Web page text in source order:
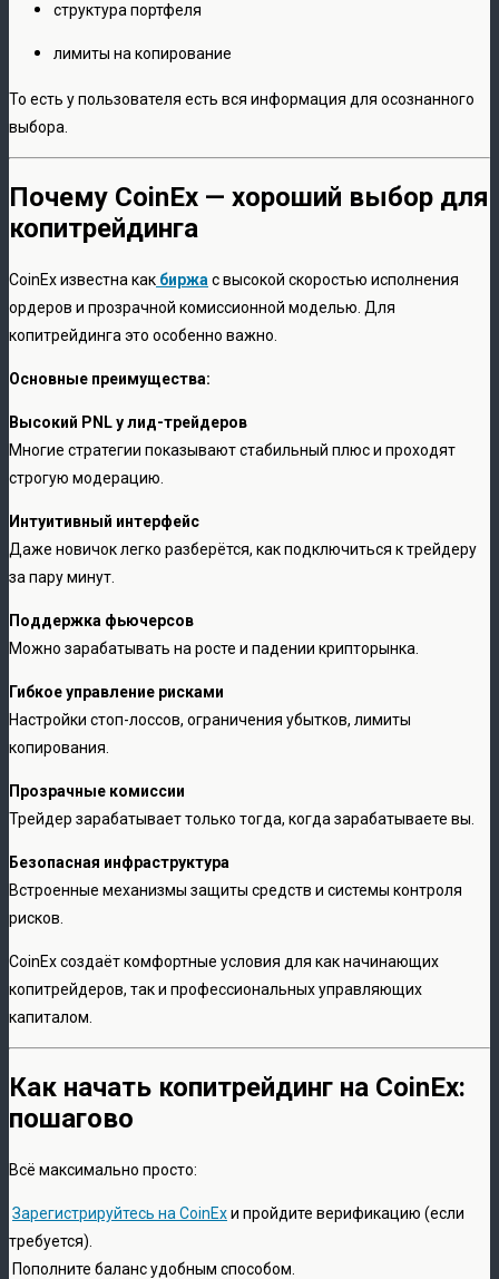
структура портфеля
лимиты на копирование
То есть у пользователя есть вся информация для осознанного
выбора.
Почему CoinEx — хороший выбор для
копитрейдинга
CoinEx известна как биржа с высокой скоростью исполнения
ордеров и прозрачной комиссионной моделью. Для
копитрейдинга это особенно важно.
Основные преимущества:
Высокий PNL у лид-трейдеров
Многие стратегии показывают стабильный плюс и проходят
строгую модерацию.
Интуитивный интерфейс
Даже новичок легко разберётся, как подключиться к трейдеру
за пару минут.
Поддержка фьючерсов
Можно зарабатывать на росте и падении крипторынка.
Гибкое управление рисками
Настройки стоп-лоссов, ограничения убытков, лимиты
копирования.
Прозрачные комиссии
Трейдер зарабатывает только тогда, когда зарабатываете вы.
Безопасная инфраструктура
Встроенные механизмы защиты средств и системы контроля
рисков.
CoinEx создаёт комфортные условия для как начинающих
копитрейдеров, так и профессиональных управляющих
капиталом.
Как начать копитрейдинг на CoinEx:
пошагово
Всё максимально просто:
Зарегистрируйтесь на CoinExи пройдите верификацию (если
требуется).
Пополните баланс удобным способом.